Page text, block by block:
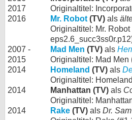
2017
Originaltitel:
2016
Mr. Robot (TV) als
Originaltitel: Mr. Robot
2007 -
2015
Mad Men (TV) als
Originaltitel: Mad Men
2014
Homeland (TV) als
Originaltitel:
2014
Manhattan (TV) als
Originaltitel:
2014
Rake (TV) als Dr.